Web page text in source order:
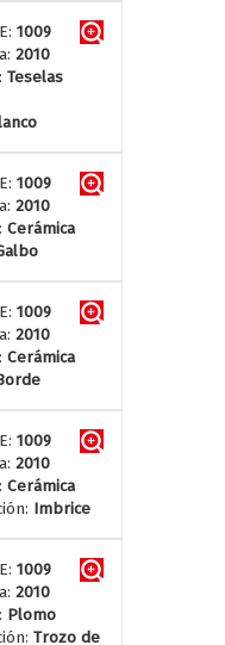
1009
2010
Teselas
1009
2010
Cerámica
1009
2010
Cerámica
1009
2010
Cerámica
Imbrice
1009
2010
Plomo
Trozo de